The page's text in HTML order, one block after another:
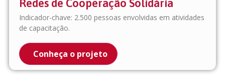
Redes de Cooperação Solidária
Indicador-chave: 2.500 pessoas envolvidas em atividades
de capacitação.
Conheça o projeto